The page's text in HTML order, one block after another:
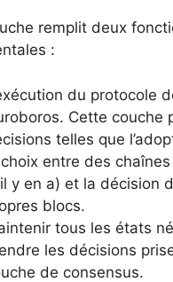
remplit deux
:
du protocole
Cette couche
telles que
entre des
y en a) et la décision
blocs.
tous les états
les décisions
de consensus.